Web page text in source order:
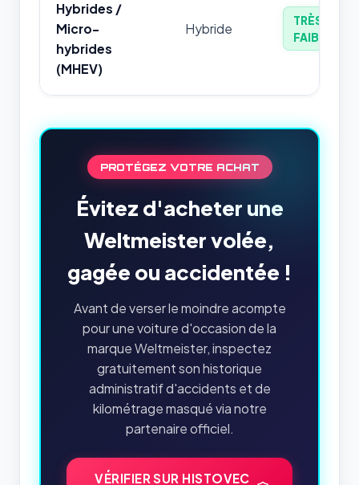
Hybrides /
Micro-
hybrides
(MHEV)
Hybride
TRÈS
FAIBLE
PROTÉGEZ VOTRE ACHAT
Évitez d'acheter une
Weltmeister volée,
gagée ou accidentée !
Avant de verser le moindre acompte
pour une voiture d'occasion de la
marque Weltmeister, inspectez
gratuitement son historique
administratif d'accidents et de
kilométrage masqué via notre
partenaire officiel.
VÉRIFIER SUR HISTOVEC